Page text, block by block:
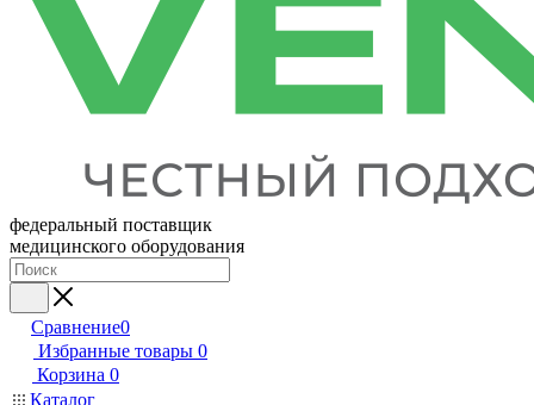
федеральный поставщик
медицинского оборудования
Сравнение0
Избранные товары 0
Корзина 0
Каталог